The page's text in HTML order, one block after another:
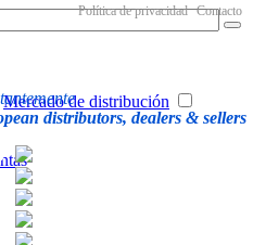
distributors, dealers & sellers
Política de privacidad Contacto
Mercado de distribución